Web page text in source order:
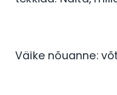
Väike nõuanne: